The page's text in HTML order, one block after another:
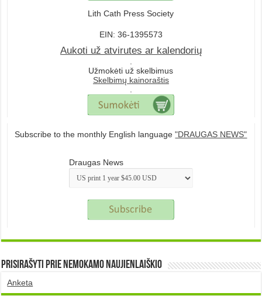
Lith Cath Press Society
EIN: 36-1395573
Aukoti už atvirutes ar kalendorių
.
Užmokėti už skelbimus
Skelbimų kainoraštis
.
Subscribe to the monthly English language"DRAUGAS NEWS"
Draugas News
Prisirašyti prie nemokamo naujienlaiškio
Anketa